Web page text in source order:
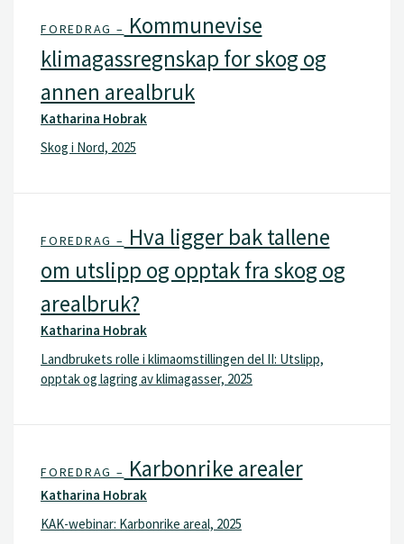
FOREDRAG – Kommunevise
klimagassregnskap for skog og
annen arealbruk
Katharina Hobrak
Skog i Nord, 2025
FOREDRAG – Hva ligger bak tallene
om utslipp og opptak fra skog og
arealbruk?
Katharina Hobrak
Landbrukets rolle i klimaomstillingen del II: Utslipp,
opptak og lagring av klimagasser, 2025
FOREDRAG – Karbonrike arealer
Katharina Hobrak
KAK-webinar: Karbonrike areal, 2025